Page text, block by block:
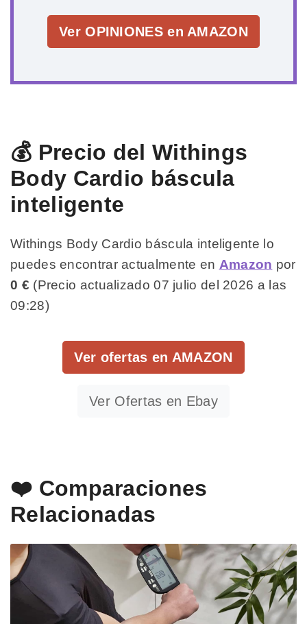
Ver OPINIONES en AMAZON
💰 Precio del Withings
Body Cardio báscula
inteligente
Withings Body Cardio báscula inteligente lo
puedes encontrar actualmente en Amazon por
0 € (Precio actualizado 07 julio del 2026 a las
09:28)
Ver ofertas en AMAZON
Ver Ofertas en Ebay
❤️ Comparaciones
Relacionadas